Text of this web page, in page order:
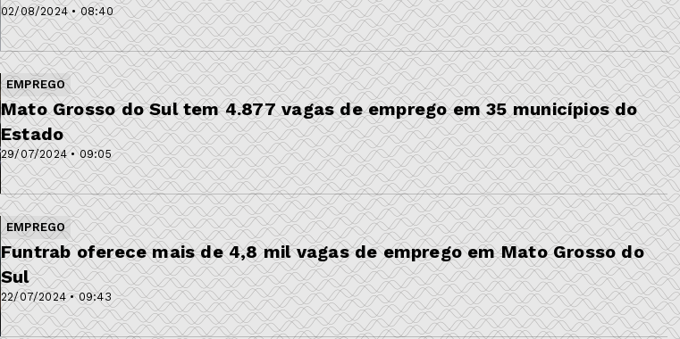
02/08/2024 • 08:40
EMPREGO
29/07/2024 • 09:05
Mato Grosso do Sul tem 4.877 vagas de emprego em 35 municípios do
Estado
EMPREGO
22/07/2024 • 09:43
Funtrab oferece mais de 4,8 mil vagas de emprego em Mato Grosso do
Sul